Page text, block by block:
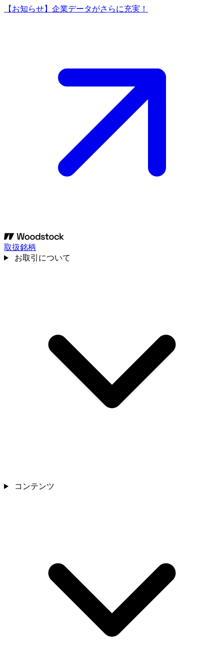
【お知らせ】企業データがさらに充実！
取扱銘柄
お取引について
コンテンツ